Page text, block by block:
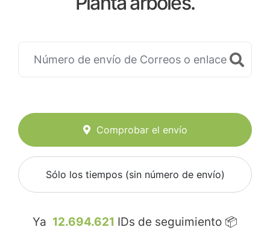
Comprobar el envío
Sólo los tiempos (sin número de envío)
Ya 12.694.621 IDs de seguimiento 📦